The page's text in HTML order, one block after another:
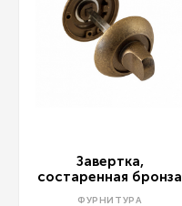
Завертка,
состаренная бронза
ФУРНИТУРА